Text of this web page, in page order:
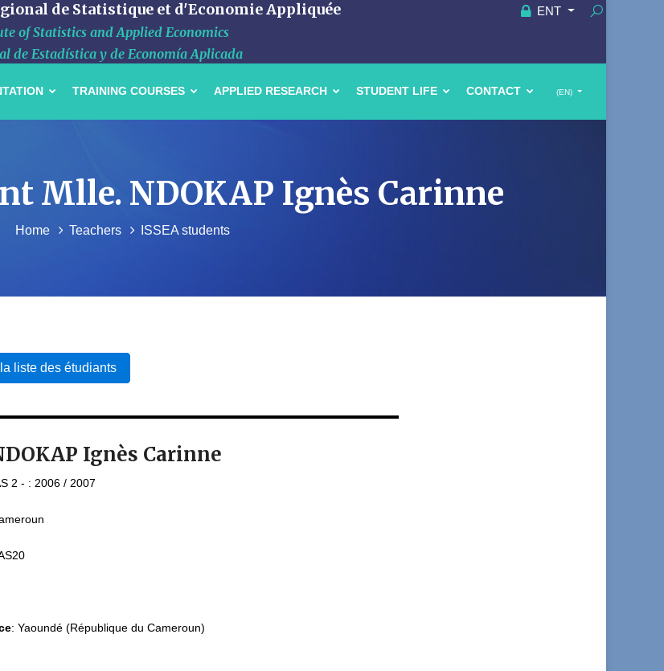
de Statistique et d'Economie Appliquée
of Statistics and Applied Economics
de Estadística y de Economía Aplicada
ENT
(EN)
TRAINING COURSES APPLIED RESEARCH STUDENT LIFE CONTACT
Mlle. NDOKAP Ignès Carinne
Home Teachers ISSEA students
liste des étudiants
Ignès Carinne
2 - : 2006 / 2007
:Yaoundé (République du Cameroun)